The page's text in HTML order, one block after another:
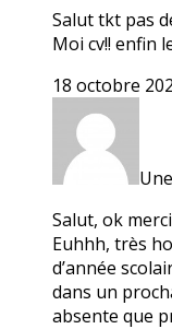
Salut tkt pas
Moi cv!! enfin
18 octobre
Salut, ok
Euhhh, très
d’année
dans un
absente que